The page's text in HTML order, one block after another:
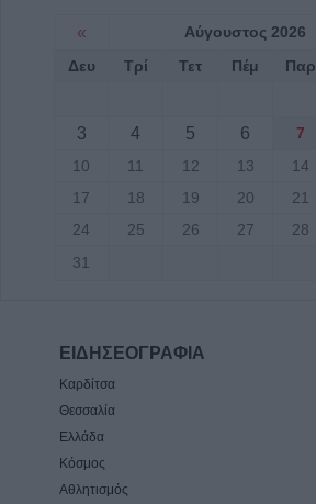
« Αύγουστος 2026
Δευ Τρί Τετ Πέμ Παρ
3
4 5 6 7
10
11 12 13 14
17
18 19 20 21
24
25 26 27 28
31
ΕΙΔΗΣΕΟΓΡΑΦΙΑ
Καρδίτσα
Θεσσαλία
Ελλάδα
Κόσμος
Αθλητισμός